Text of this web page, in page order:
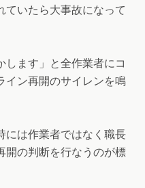
ていたら大事故になって
ます」と全作業者にコ
イン再開のサイレンを鳴
には作業者ではなく職長
開の判断を行なうのが標